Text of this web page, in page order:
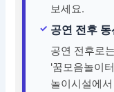
보세요.
공연 전후 동
공연 전후로
'꿈모음놀이
놀이시설에